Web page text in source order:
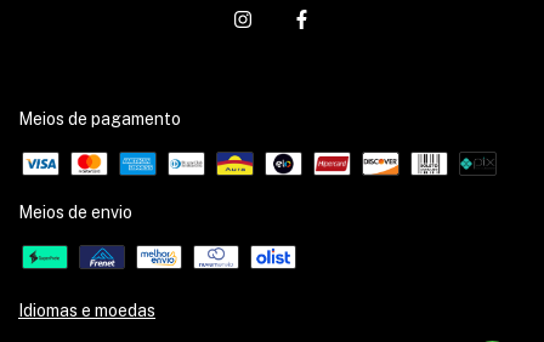
Meios de pagamento
Meios de envio
Idiomas e moedas